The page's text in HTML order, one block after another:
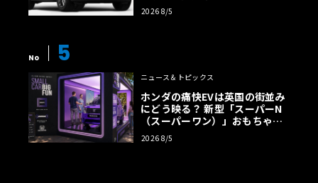
トラスト・エディション」登場
2026 8/5
No 5
ニュース＆トピックス
ホンダの痛快EVは英国の街並み
にどう映る？ 新型「スーパーN
（スーパーワン）」おもちゃ箱
ツアーの全貌
2026 8/5